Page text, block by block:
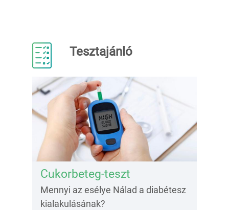
Tesztajánló
Cukorbeteg-teszt
Mennyi az esélye Nálad a diabétesz
kialakulásának?